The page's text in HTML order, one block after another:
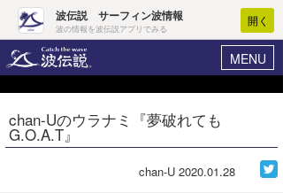
波伝説 サーフィン波情報
波の情報を波伝説アプリでみる
開く
MENU
ヘルプ マイホーム
ログイン
chan-Uのウラナミ『夢破れても
G.O.A.T』
chan-U 2020.01.28
Core Surf Japan